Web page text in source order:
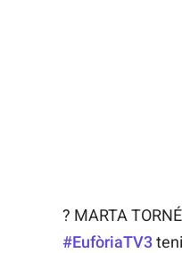
? MARTA
#EufòriaTV3